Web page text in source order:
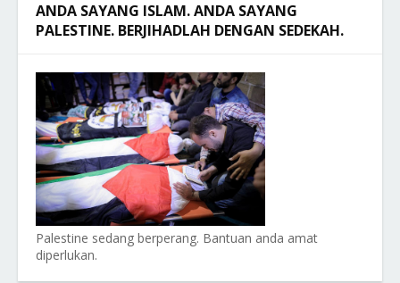
ANDA SAYANG ISLAM. ANDA SAYANG
PALESTINE. BERJIHADLAH DENGAN SEDEKAH.
Palestine sedang berperang. Bantuan anda amat
diperlukan.